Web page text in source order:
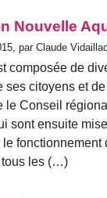
Nouvelle
par Claude Vidaillac
composée de
ses citoyens et
le Conseil
sont ensuite
le fonctionnement
tous les (…)